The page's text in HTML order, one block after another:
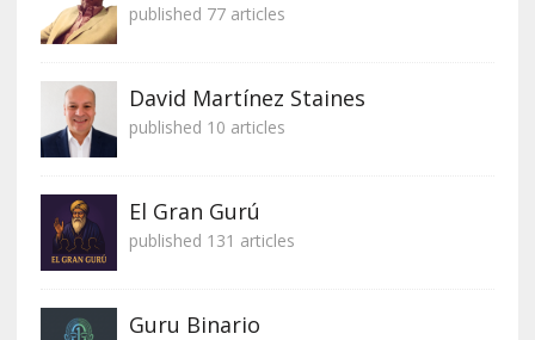
published 77 articles
David Martínez Staines
published 10 articles
El Gran Gurú
published 131 articles
Guru Binario